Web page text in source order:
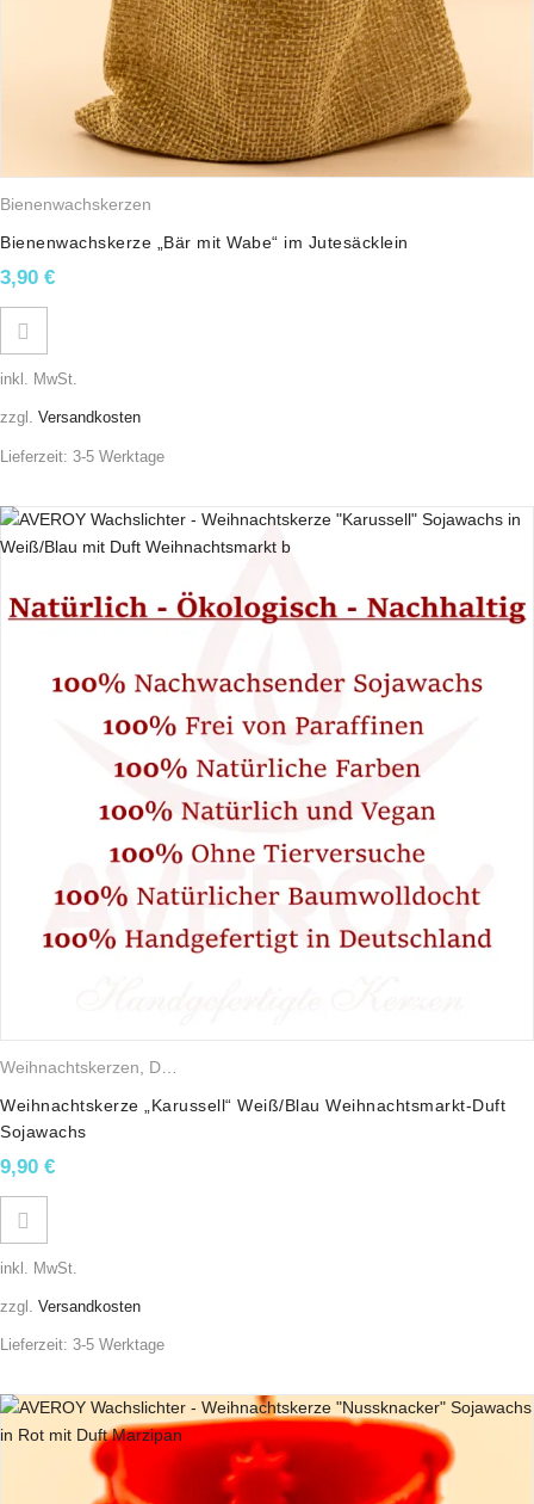
Bienenwachskerzen
Bienenwachskerze „Bär mit Wabe“ im Jutesäcklein
3,90 €
inkl. MwSt.
zzgl. Versandkosten
Lieferzeit: 3-5 Werktage
Weihnachtskerzen Duftkerzen
Weihnachtskerze „Karussell“ Weiß/Blau Weihnachtsmarkt-Duft
Sojawachs
9,90 €
inkl. MwSt.
zzgl. Versandkosten
Lieferzeit: 3-5 Werktage